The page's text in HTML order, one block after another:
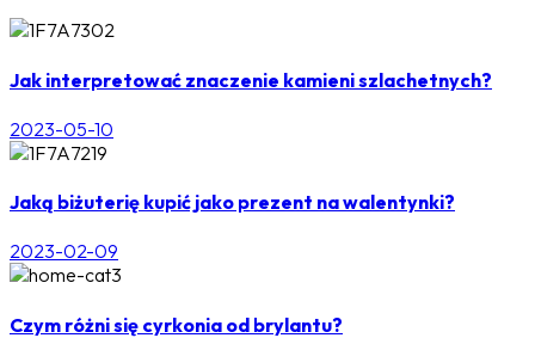
Jak interpretować znaczenie kamieni szlachetnych?
2023-05-10
Jaką biżuterię kupić jako prezent na walentynki?
2023-02-09
Czym różni się cyrkonia od brylantu?